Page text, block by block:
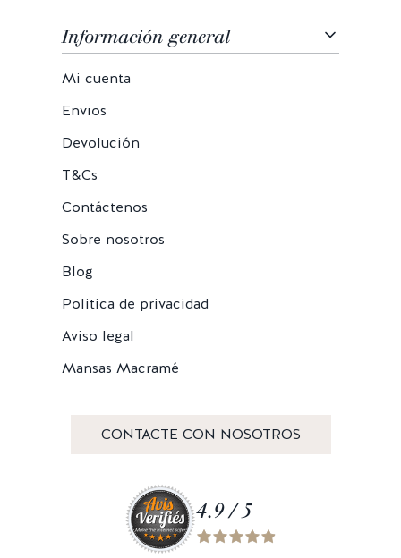
Información general
Mi cuenta
Envios
Devolución
T&Cs
Contáctenos
Sobre nosotros
Blog
Politica de privacidad
Aviso legal
Mansas Macramé
CONTACTE CON NOSOTROS
4.9 / 5